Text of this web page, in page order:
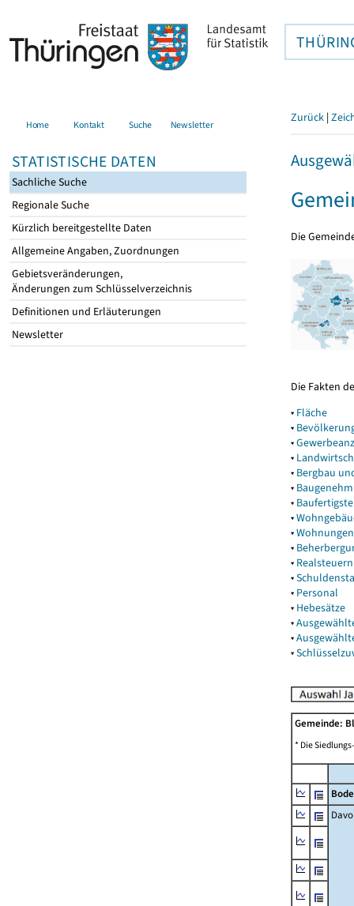
Home Kontakt Suche Newsletter
STATISTISCHE DATEN
Sachliche Suche
Regionale Suche
Kürzlich bereitgestellte Daten
Allgemeine Angaben, Zuordnungen
Gebietsveränderungen,
Änderungen zum Schlüsselverzeichnis
Definitionen und Erläuterungen
Newsletter
Zurück |
Die
Die Fakten
▾ Fläche
▾
▾
▾
▾ Bergbau
▾
▾
▾
▾Wohnungen
▾
▾ Realsteuern
▾
▾ Personal
▾ Hebesätze
▾
▾
▾
Gemeinde:
* Die